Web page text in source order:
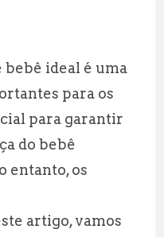
ideal é uma
para os
para garantir
do bebê
entanto, os
artigo, vamos